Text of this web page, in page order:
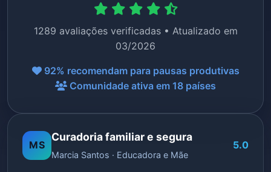
1289 avaliações verificadas • Atualizado em
03/2026
92% recomendam para pausas produtivas
Comunidade ativa em 18 países
MS
Curadoria familiar e segura
Marcia Santos · Educadora e Mãe
5.0